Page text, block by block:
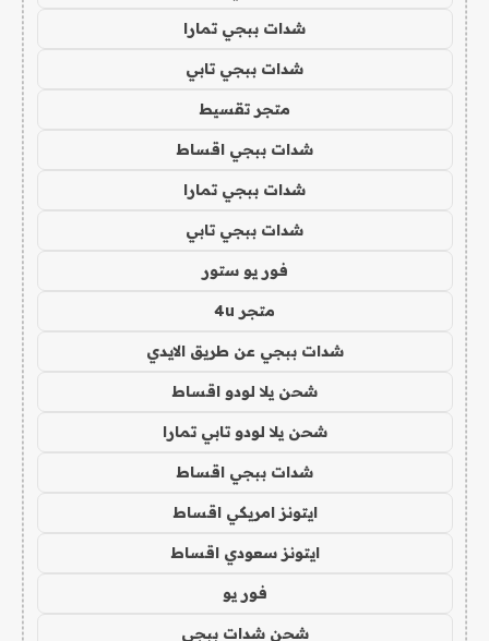
شدات ببجي تمارا
شدات ببجي تابي
متجر تقسيط
شدات ببجي اقساط
شدات ببجي تمارا
شدات ببجي تابي
فور يو ستور
متجر 4u
شدات ببجي عن طريق الايدي
شحن يلا لودو اقساط
شحن يلا لودو تابي تمارا
شدات ببجي اقساط
ايتونز امريكي اقساط
ايتونز سعودي اقساط
فور يو
شحن شدات ببجي